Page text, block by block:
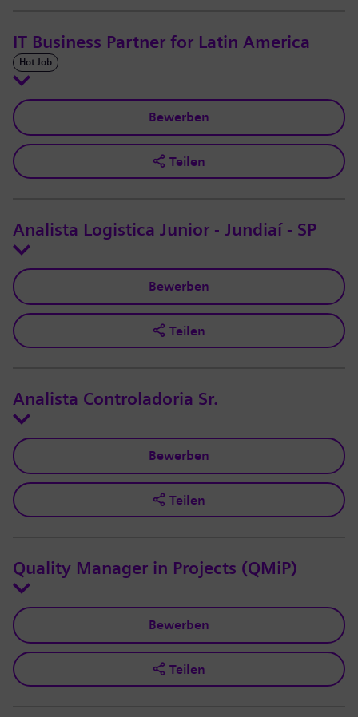
IT Business Partner for Latin America
Hot Job
Bewerben
Teilen
Analista Logistica Junior - Jundiaí - SP
Bewerben
Teilen
Analista Controladoria Sr.
Bewerben
Teilen
Quality Manager in Projects (QMiP)
Bewerben
Teilen